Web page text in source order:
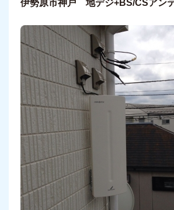
伊勢原市神戸 地デジ+BS/CSアン